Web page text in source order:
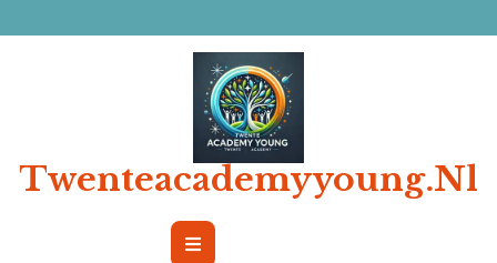
naar
Twenteacademyyoung.nl
Open